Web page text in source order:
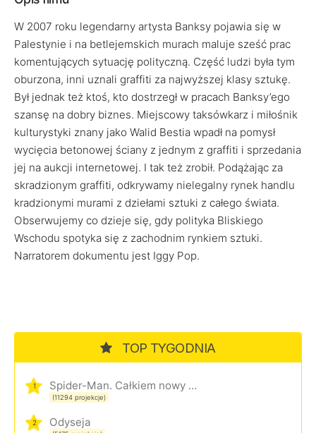
W 2007 roku legendarny artysta Banksy pojawia się w
Palestynie i na betlejemskich murach maluje sześć prac
komentujących sytuację polityczną. Część ludzi była tym
oburzona, inni uznali graffiti za najwyższej klasy sztukę.
Był jednak też ktoś, kto dostrzegł w pracach Banksy’ego
szansę na dobry biznes. Miejscowy taksówkarz i miłośnik
kulturystyki znany jako Walid Bestia wpadł na pomysł
wycięcia betonowej ściany z jednym z graffiti i sprzedania
jej na aukcji internetowej. I tak też zrobił. Podążając za
skradzionym graffiti, odkrywamy nielegalny rynek handlu
kradzionymi murami z dziełami sztuki z całego świata.
Obserwujemy co dzieje się, gdy polityka Bliskiego
Wschodu spotyka się z zachodnim rynkiem sztuki.
Narratorem dokumentu jest Iggy Pop.
TOP TYGODNIA
1 Spider-Man. Całkiem nowy dzień
(11294 projekcje)
2 Odyseja